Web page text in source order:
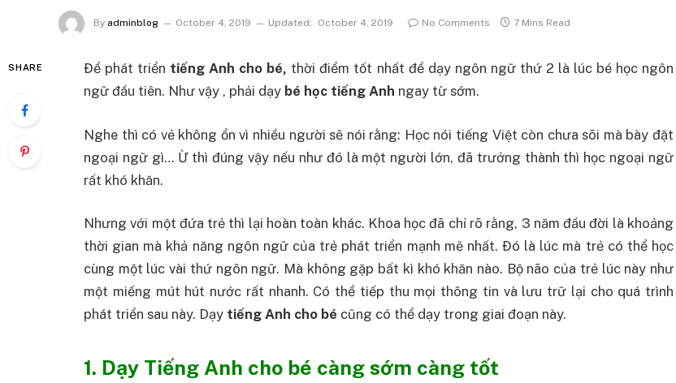
By adminblog October 4, 2019 Updated: October 4, 2019 No Comments 7 Mins Read
SHARE Để phát triển tiếng Anh cho bé, thời điểm tốt nhất để dạy ngôn ngữ thứ 2 là lúc bé học ngôn
ngữ đầu tiên. Như vậy , phải dạy bé học tiếng Anh ngay từ sớm.
Nghe thì có vẻ không ổn vì nhiều người sẽ nói rằng: Học nói tiếng Việt còn chưa sõi mà bày đặt
ngoại ngữ gì… Ừ thì đúng vậy nếu như đó là một người lớn, đã trưởng thành thì học ngoại ngữ
rất khó khăn.
Nhưng với một đứa trẻ thì lại hoàn toàn khác. Khoa học đã chỉ rõ rằng, 3 năm đầu đời là khoảng
thời gian mà khả năng ngôn ngữ của trẻ phát triển mạnh mẽ nhất. Đó là lúc mà trẻ có thể học
cùng một lúc vài thứ ngôn ngữ. Mà không gặp bất kì khó khăn nào. Bộ não của trẻ lúc này như
một miếng mút hút nước rất nhanh. Có thể tiếp thu mọi thông tin và lưu trữ lại cho quá trình
phát triển sau này. Dạy tiếng Anh cho bé cũng có thể dạy trong giai đoạn này.
1. Dạy Tiếng Anh cho bé càng sớm càng tốt